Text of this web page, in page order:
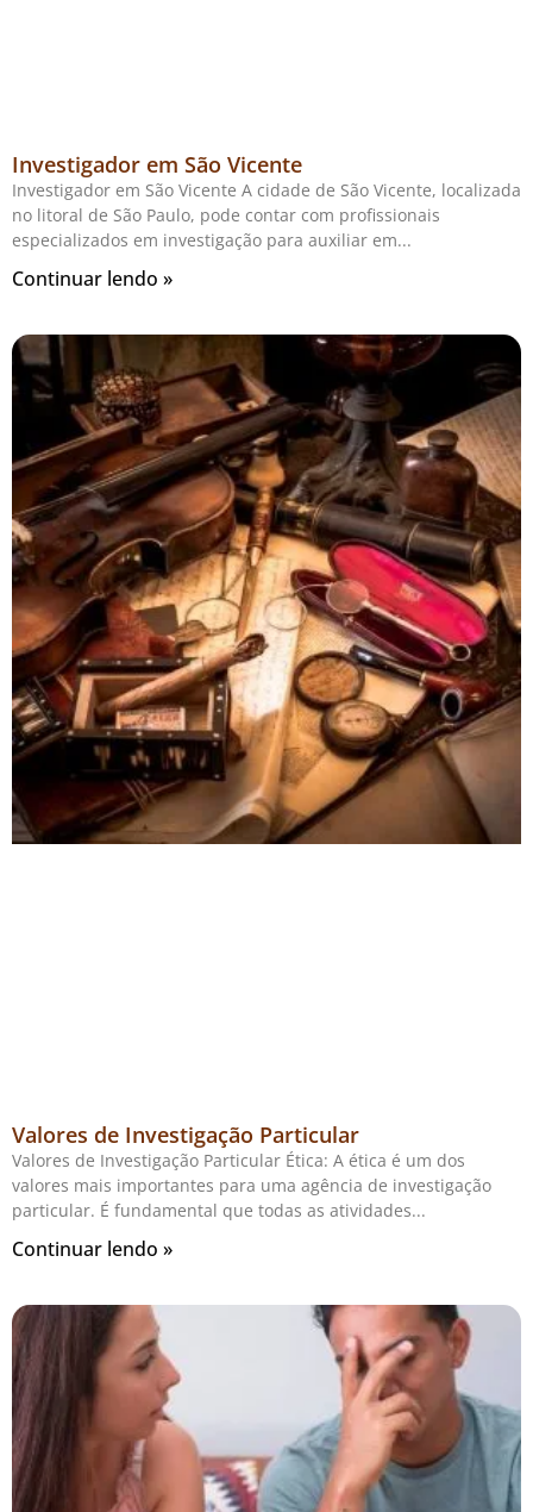
Investigador em São Vicente
Investigador em São Vicente A cidade de São Vicente, localizada
no litoral de São Paulo, pode contar com profissionais
especializados em investigação para auxiliar em
Continuar lendo »
Valores de Investigação Particular
Valores de Investigação Particular Ética: A ética é um dos
valores mais importantes para uma agência de investigação
particular. É fundamental que todas as atividades
Continuar lendo »